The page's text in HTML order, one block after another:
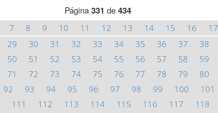
Página 331 de 434
7 8 9 10 11 12 13 14 15 16 17
29 30 31 32 33 34 35 36 37 38
50 51 52 53 54 55 56 57 58 59
71 72 73 74 75 76 77 78 79 80
92 93 94 95 96 97 98 99 100 101
111 112 113 114 115 116 117 118